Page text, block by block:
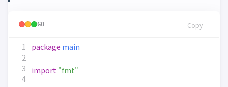
GO Copy
4
package main
import "fmt"